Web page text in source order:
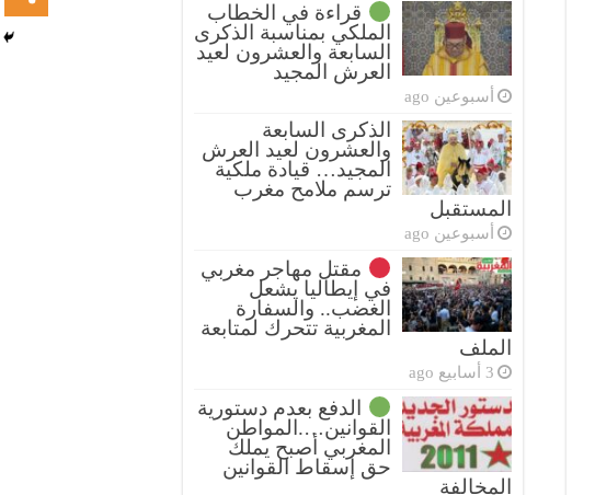
قراءة في الخطاب
الملكي بمناسبة الذكرى
السابعة والعشرون لعيد
العرش المجيد
أسبوعين ago
الذكرى السابعة
والعشرون لعيد العرش
المجيد… قيادة ملكية
ترسم ملامح مغرب
المستقبل
أسبوعين ago
مقتل مهاجر مغربي
في إيطاليا يشعل
الغضب.. والسفارة
المغربية تتحرك لمتابعة
الملف
3 أسابيع ago
الدفع بعدم دستورية
القوانين….المواطن
المغربي أصبح يملك
حق إسقاط القوانين
المخالفة